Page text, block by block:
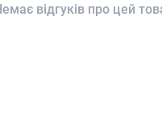
відгуків про цей